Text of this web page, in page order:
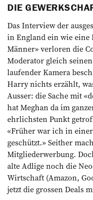
DIE
Das Interview der
in England ein wie eine
Männer» verloren die
Moderator gleich
laufender Kamera
Harry nichts erzählt,
Ausser: die Sache mit
hat Meghan da im
ehrlichsten Punkt
«Früher war ich in
geschützt.» Seither
Mitgliederwerbung.
alte Adlige noch die
Wirtschaft (Amazon,
jetzt die grossen Deals